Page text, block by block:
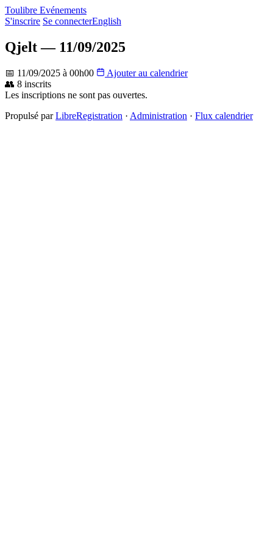
Toulibre Evénements
S'inscrire Se connecterEnglish
Qjelt — 11/09/2025
📅 11/09/2025 à 00h00
Ajouter au calendrier
👥 8 inscrits
Les inscriptions ne sont pas ouvertes.
Propulsé parLibreRegistration · Administration · Flux calendrier